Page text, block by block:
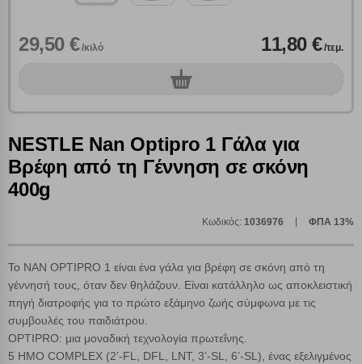
29,50 €/κιλό 11,80 €/τεμ.
0τεμ.
NESTLE Nan Optipro 1 Γάλα για
Βρέφη από τη Γέννηση σε σκόνη
400g
Κωδικός: 1036976 ΦΠΑ 13%
Το NAN OPTIPRO 1 είναι ένα γάλα για βρέφη σε σκόνη από τη
γέννησή τους, όταν δεν θηλάζουν. Είναι κατάλληλο ως αποκλειστική
πηγή διατροφής για το πρώτο εξάμηνο ζωής σύμφωνα με τις
συμβουλές του παιδιάτρου.
OPTIPRO: μια μοναδική τεχνολογία πρωτεΐνης.
5 ΗΜΟ COMPLEX (2’-FL, DFL, LNT, 3’-SL, 6’-SL), ένας εξελιγμένος